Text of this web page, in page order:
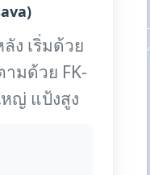
ง เริ่มด้วย
ามด้วย FK-
ญ่ แป้งสูง